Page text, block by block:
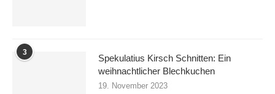
3
Spekulatius Kirsch Schnitten: Ein
weihnachtlicher Blechkuchen
19. November 2023